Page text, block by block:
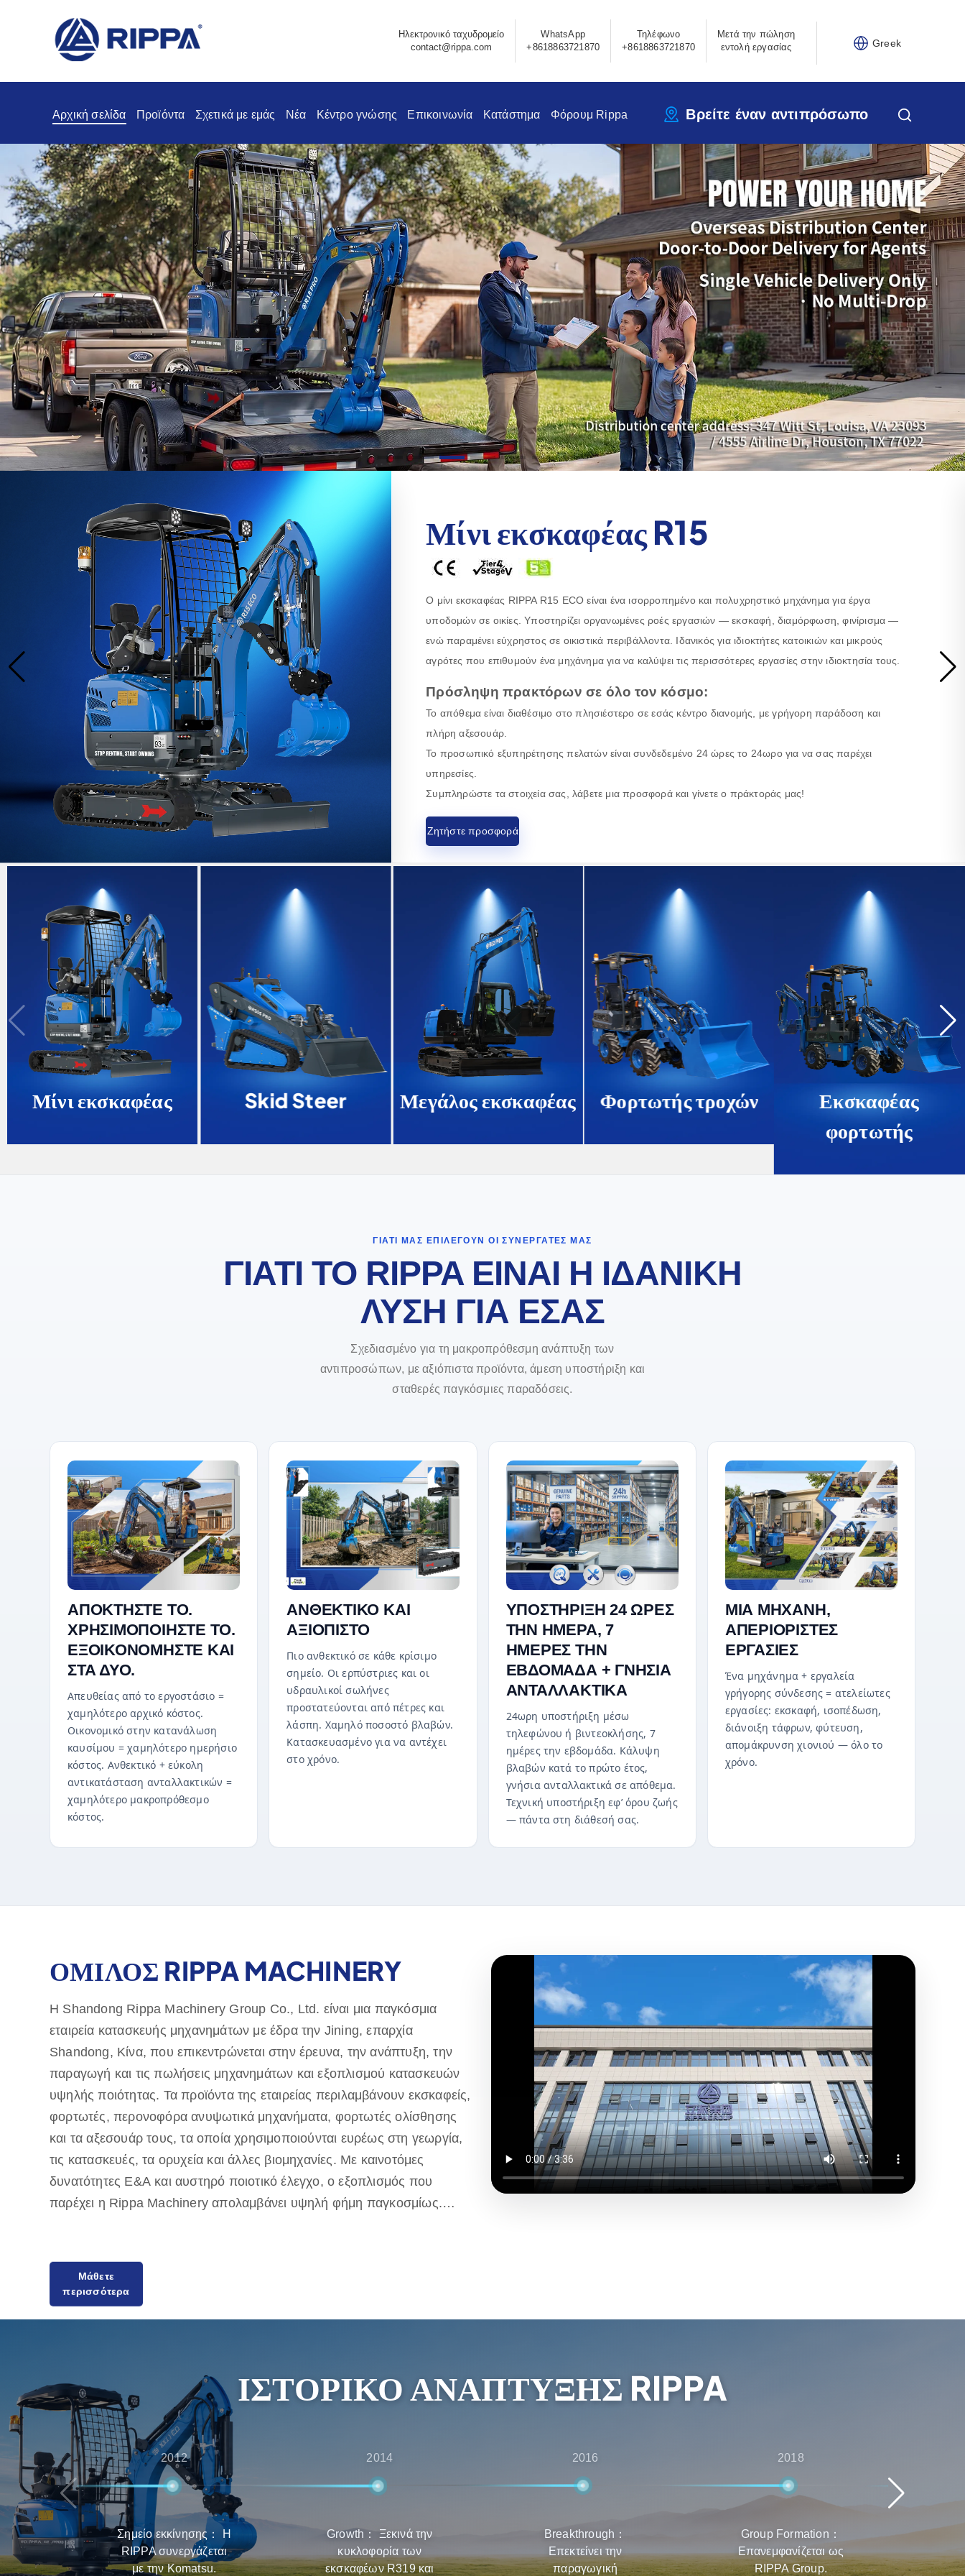
Ηλεκτρονικό ταχυδρομείο
contact@rippa.com
WhatsApp
+8618863721870
Τηλέφωνο
+8618863721870
Μετά την πώληση
εντολή εργασίας
Greek
Αρχική σελίδα Προϊόντα Σχετικά με εμάς Νέα Κέντρο γνώσης Επικοινωνία Κατάστημα Φόρουμ Rippa Βρείτε έναν αντιπρόσωπο
Μίνι εκσκαφέας R15
Ο μίνι εκσκαφέας RIPPA R15 ECO είναι ένα ισορροπημένο και πολυχρηστικό μηχάνημα για έργα
υποδομών σε οικίες. Υποστηρίζει οργανωμένες ροές εργασιών — εκσκαφή, διαμόρφωση, φινίρισμα —
ενώ παραμένει εύχρηστος σε οικιστικά περιβάλλοντα. Ιδανικός για ιδιοκτήτες κατοικιών και μικρούς
αγρότες που επιθυμούν ένα μηχάνημα για να καλύψει τις περισσότερες εργασίες στην ιδιοκτησία τους.
Πρόσληψη πρακτόρων σε όλο τον κόσμο:
Το απόθεμα είναι διαθέσιμο στο πλησιέστερο σε εσάς κέντρο διανομής, με γρήγορη παράδοση και
πλήρη αξεσουάρ.
Το προσωπικό εξυπηρέτησης πελατών είναι συνδεδεμένο 24 ώρες το 24ωρο για να σας παρέχει
υπηρεσίες.
Συμπληρώστε τα στοιχεία σας, λάβετε μια προσφορά και γίνετε ο πράκτοράς μας!
Ζητήστε προσφορά
Μίνι εκσκαφέας Skid Steer Μεγάλος εκσκαφέας Φορτωτής τροχών
Εκσκαφέας
φορτωτής
ΓΙΑΤΊ ΜΑΣ ΕΠΙΛΈΓΟΥΝ ΟΙ ΣΥΝΕΡΓΆΤΕΣ ΜΑΣ
ΓΙΑΤΙ ΤΟ RIPPA ΕΙΝΑΙ Η ΙΔΑΝΙΚΗ
ΛΥΣΗ ΓΙΑ ΕΣΑΣ
Σχεδιασμένο για τη μακροπρόθεσμη ανάπτυξη των
αντιπροσώπων, με αξιόπιστα προϊόντα, άμεση υποστήριξη και
σταθερές παγκόσμιες παραδόσεις.
ΑΠΟΚΤΗΣΤΕ ΤΟ.
ΧΡΗΣΙΜΟΠΟΙΗΣΤΕ ΤΟ.
ΕΞΟΙΚΟΝΟΜΗΣΤΕ ΚΑΙ
ΣΤΑ ΔΥΟ.
Απευθείας από το εργοστάσιο =
χαμηλότερο αρχικό κόστος.
Οικονομικό στην κατανάλωση
καυσίμου = χαμηλότερο ημερήσιο
κόστος. Ανθεκτικό + εύκολη
αντικατάσταση ανταλλακτικών =
χαμηλότερο μακροπρόθεσμο
κόστος.
ΑΝΘΕΚΤΙΚΟ ΚΑΙ
ΑΞΙΟΠΙΣΤΟ
Πιο ανθεκτικό σε κάθε κρίσιμο
σημείο. Οι ερπύστριες και οι
υδραυλικοί σωλήνες
προστατεύονται από πέτρες και
λάσπη. Χαμηλό ποσοστό βλαβών.
Κατασκευασμένο για να αντέχει
στο χρόνο.
ΥΠΟΣΤΗΡΙΞΗ 24 ΩΡΕΣ
ΤΗΝ ΗΜΕΡΑ, 7
ΗΜΕΡΕΣ ΤΗΝ
ΕΒΔΟΜΑΔΑ + ΓΝΗΣΙΑ
ΑΝΤΑΛΛΑΚΤΙΚΑ
24ωρη υποστήριξη μέσω
τηλεφώνου ή βιντεοκλήσης, 7
ημέρες την εβδομάδα. Κάλυψη
βλαβών κατά το πρώτο έτος,
γνήσια ανταλλακτικά σε απόθεμα.
Τεχνική υποστήριξη εφ’ όρου ζωής
— πάντα στη διάθεσή σας.
ΜΙΑ ΜΗΧΑΝΗ,
ΑΠΕΡΙΟΡΙΣΤΕΣ
ΕΡΓΑΣΙΕΣ
Ένα μηχάνημα + εργαλεία
γρήγορης σύνδεσης = ατελείωτες
εργασίες: εκσκαφή, ισοπέδωση,
διάνοιξη τάφρων, φύτευση,
απομάκρυνση χιονιού — όλο το
χρόνο.
ΟΜΙΛΟΣ RIPPA MACHINERY
Η Shandong Rippa Machinery Group Co., Ltd. είναι μια παγκόσμια
εταιρεία κατασκευής μηχανημάτων με έδρα την Jining, επαρχία
Shandong, Κίνα, που επικεντρώνεται στην έρευνα, την ανάπτυξη, την
παραγωγή και τις πωλήσεις μηχανημάτων και εξοπλισμού κατασκευών
υψηλής ποιότητας. Τα προϊόντα της εταιρείας περιλαμβάνουν εκσκαφείς,
φορτωτές, περονοφόρα ανυψωτικά μηχανήματα, φορτωτές ολίσθησης
και τα αξεσουάρ τους, τα οποία χρησιμοποιούνται ευρέως στη γεωργία,
τις κατασκευές, τα ορυχεία και άλλες βιομηχανίες. Με καινοτόμες
δυνατότητες Ε&Α και αυστηρό ποιοτικό έλεγχο, ο εξοπλισμός που
παρέχει η Rippa Machinery απολαμβάνει υψηλή φήμη παγκοσμίως.
ικανοποιούμε τις ανάγκες των πελατών για οικονομικά αποδοτικά και
υψηλής ποιότητας προϊόντα. Η Rippa διαθέτει επίσης πολλαπλούς
αντιπροσώπους σε όλο τον κόσμο, παρέχοντας υπηρεσίες μιας στάσης,
δυνατή εμπειρία στην επιλογή, παράδοση και συντήρηση των
προϊόντων.
ΙΣΤΟΡΙΚΌ ΑΝΆΠΤΥΞΗΣ RIPPA
2012
Σημείο εκκίνησης： Η
RIPPA συνεργάζεται
με την Komatsu.
2014
Growth： Ξεκινά την
κυκλοφορία των
εκσκαφέων R319 και
2016
Breakthrough：
Επεκτείνει την
παραγωγική
2018
Group Formation：
Επανεμφανίζεται ως
RIPPA Group.